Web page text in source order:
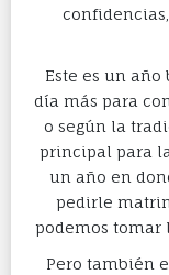
Este es un año
día más para
o según la
principal para
un año en
pedirle
podemos
Pero también